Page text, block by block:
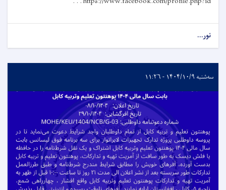
نور...
سه‌شنبه ۱۴۰۴/۱۰/۹ - ۱۱:۲۶